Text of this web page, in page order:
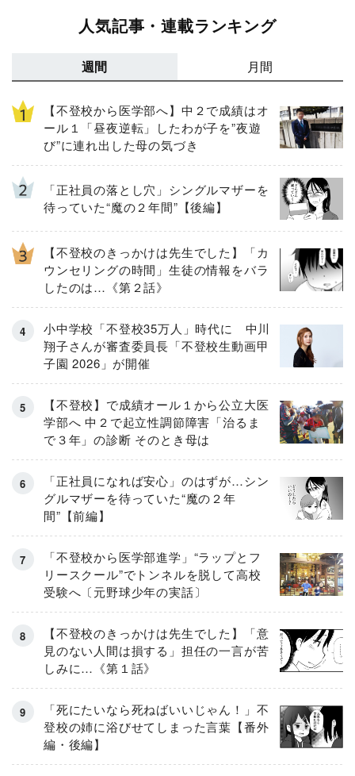
人気記事・連載ランキング
週間 月間
【不登校から医学部へ】中２で成績はオ
ール１「昼夜逆転」したわが子を”夜遊
び”に連れ出した母の気づき
「正社員の落とし穴」シングルマザーを
待っていた“魔の２年間”【後編】
【不登校のきっかけは先生でした】「カ
ウンセリングの時間」生徒の情報をバラ
したのは…《第２話》
小中学校「不登校35万人」時代に 中川
翔子さんが審査委員長「不登校生動画甲
子園 2026」が開催
【不登校】で成績オール１から公立大医
学部へ 中２で起立性調節障害「治るま
で３年」の診断 そのとき母は
「正社員になれば安心」のはずが…シン
グルマザーを待っていた“魔の２年
間”【前編】
「不登校から医学部進学」“ラップとフ
リースクール”でトンネルを脱して高校
受験へ〔元野球少年の実話〕
【不登校のきっかけは先生でした】「意
見のない人間は損する」担任の一言が苦
しみに…《第１話》
「死にたいなら死ねばいいじゃん！」不
登校の姉に浴びせてしまった言葉【番外
編・後編】